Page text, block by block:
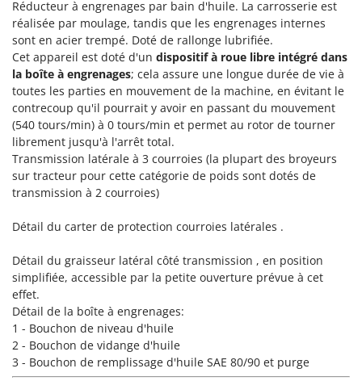
Tondeuses autoportées
Tondeuses débroussailleuses thermiques
Trancheuses
Trancheuses de sol
Transpalettes
Treuils de débardage
Tronçonneuses
V
Vêtements de Sécurité
Vibroculteurs à tracteur
Lampacrescia - MGM
Landxcape
LAR Casalinghi
Lavor
Linea VZ
Lisam
Lotusgrill
M
M.A.I.BO.
Macom
Makita
Marcato
Marina Systems
Master
Réducteur à engrenages par bain d'huile. La carrosserie est
réalisée par moulage, tandis que les engrenages internes
sont en acier trempé. Doté de rallonge lubrifiée.
Cet appareil est doté d'un dispositif à roue libre intégré dans
la boîte à engrenages; cela assure une longue durée de vie à
toutes les parties en mouvement de la machine, en évitant le
contrecoup qu'il pourrait y avoir en passant du mouvement
(540 tours/min) à 0 tours/min et permet au rotor de tourner
librement jusqu'à l'arrêt total.
Transmission latérale à 3 courroies (la plupart des broyeurs
sur tracteur pour cette catégorie de poids sont dotés de
transmission à 2 courroies)
Détail du carter de protection courroies latérales .
Détail du graisseur latéral côté transmission , en position
simplifiée, accessible par la petite ouverture prévue à cet
effet.
Détail de la boîte à engrenages:
1 - Bouchon de niveau d'huile
2 - Bouchon de vidange d'huile
3 - Bouchon de remplissage d'huile SAE 80/90 et purge